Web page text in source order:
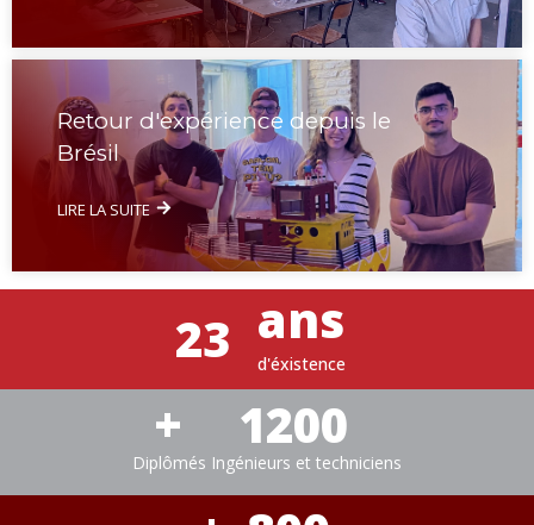
Retour d'expérience depuis le
Brésil
LIRE LA SUITE
23 ans
d'éxistence
+ 1200
Diplômés Ingénieurs et techniciens